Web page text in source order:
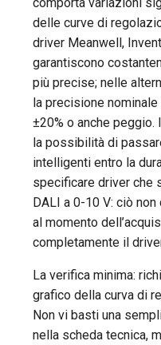
delle curve di
driver Meanwell,
garantiscono
più precise; nelle
la precisione
±20% o anche
la possibilità di
intelligenti entro la
specificare driver che
DALI a 0-10 V: ciò
al momento
completamente il
La verifica minima:
grafico della curva di
Non vi basti una
nella scheda tecnica,